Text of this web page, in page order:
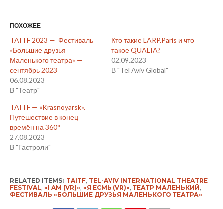
ПОХОЖЕЕ
TAITF 2023 — Фестиваль
«Большие друзья
Маленького театра» —
сентябрь 2023
06.08.2023
В "Театр"
Кто такие LARP.Paris и что
такое QUALIA?
02.09.2023
В "Tel Aviv Global"
TAITF — «Krasnoyarsk».
Путешествие в конец
времён на 360°
27.08.2023
В "Гастроли"
RELATED ITEMS: TAITF, TEL-AVIV INTERNATIONAL THEATRE
FESTIVAL «I AM (VR)», «Я ЕСМЬ (VR)», ТЕАТР МАЛЕНЬКИЙ
ФЕСТИВАЛЬ «БОЛЬШИЕ ДРУЗЬЯ МАЛЕНЬКОГО ТЕАТРА»